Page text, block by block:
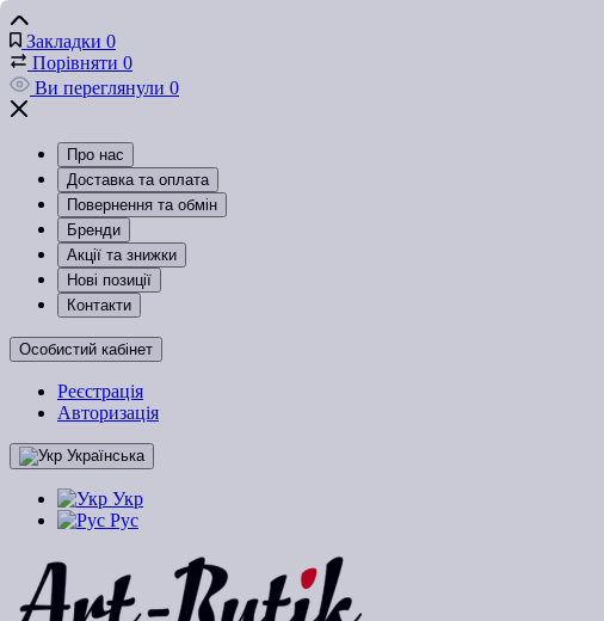
Закладки 0
Порівняти 0
Ви переглянули 0
Про нас
Доставка та оплата
Повернення та обмін
Бренди
Акції та знижки
Нові позиції
Контакти
Особистий кабінет
Реєстрація
Авторизація
Українська
Укр
Рус